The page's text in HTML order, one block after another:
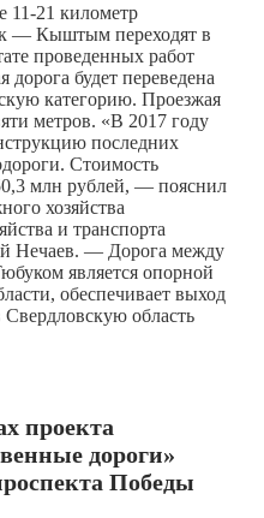
11-21 километр
— Кыштым переходят в
проведенных работ
будет переведена
категорию. Проезжая
метров. «В 2017 году
последних
Стоимость
млн рублей, — пояснил
хозяйства
и транспорта
Нечаев. — Дорога между
является опорной
обеспечивает выход
область
проекта
дороги»
Победы